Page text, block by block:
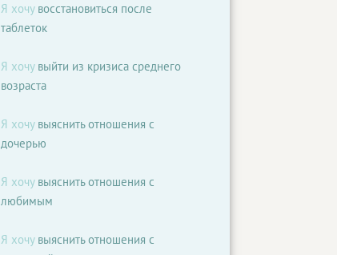
Я хочувосстановиться после
таблеток
Я хочувыйти из кризиса среднего
возраста
Я хочувыяснить отношения с
дочерью
Я хочувыяснить отношения с
любимым
Я хочувыяснить отношения с